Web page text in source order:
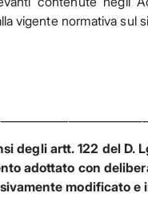
vigente normativa sul
degli artt. 122 del D.
adottato con
modificato e